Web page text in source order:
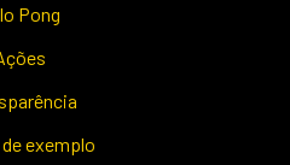
Pong
exemplo